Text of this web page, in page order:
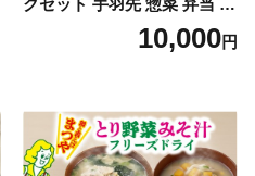
かず お酒 おつまみ ギフト キ
ャンプ アウトドア キャンプ
10,000円